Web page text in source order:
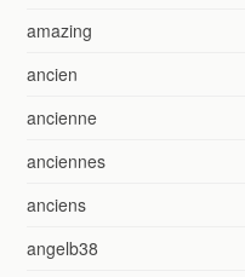
amazing
ancien
ancienne
anciennes
anciens
angelb38